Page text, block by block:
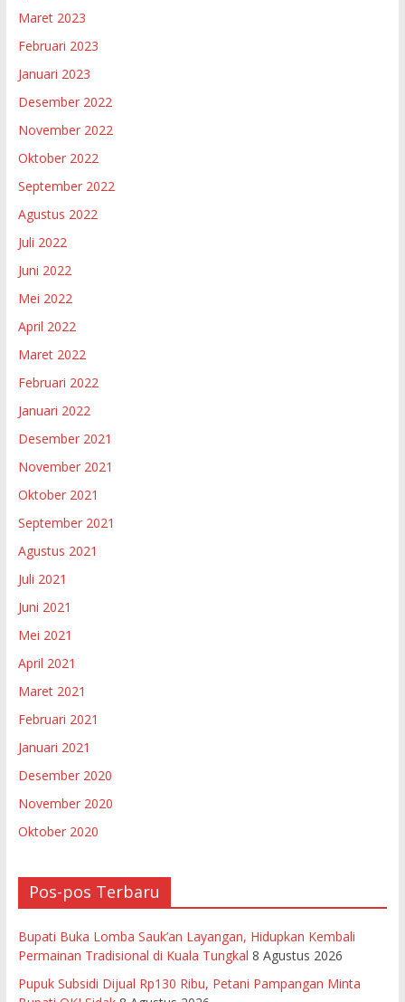
Maret 2023
Februari 2023
Januari 2023
Desember 2022
November 2022
Oktober 2022
September 2022
Agustus 2022
Juli 2022
Juni 2022
Mei 2022
April 2022
Maret 2022
Februari 2022
Januari 2022
Desember 2021
November 2021
Oktober 2021
September 2021
Agustus 2021
Juli 2021
Juni 2021
Mei 2021
April 2021
Maret 2021
Februari 2021
Januari 2021
Desember 2020
November 2020
Oktober 2020
Pos-pos Terbaru
Bupati Buka Lomba Sauk’an Layangan, Hidupkan Kembali
Permainan Tradisional di Kuala Tungkal 8 Agustus 2026
Pupuk Subsidi Dijual Rp130 Ribu, Petani Pampangan Minta